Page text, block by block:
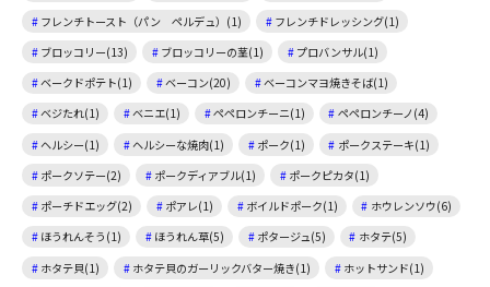
フレンチトースト（パン ペルデュ）(1)
フレンチドレッシング(1)
ブロッコリー(13)
ブロッコリーの茎(1)
プロバンサル(1)
ベークドポテト(1)
ベーコン(20)
ベーコンマヨ焼きそば(1)
ベジたれ(1)
ベニエ(1) ペペロンチーニ(1)
ペペロンチーノ(4)
ヘルシー(1)
ヘルシーな焼肉(1) ポーク(1)
ポークステーキ(1)
ポークソテー(2)
ポークディアブル(1)
ポークピカタ(1)
ポーチドエッグ(2)
ポアレ(1) ボイルドポーク(1)
ホウレンソウ(6)
ほうれんそう(1)
ほうれん草(5) ポタージュ(5)
ホタテ(5)
ホタテ貝(1)
ホタテ貝のガーリックバター焼き(1)
ホットサンド(1)